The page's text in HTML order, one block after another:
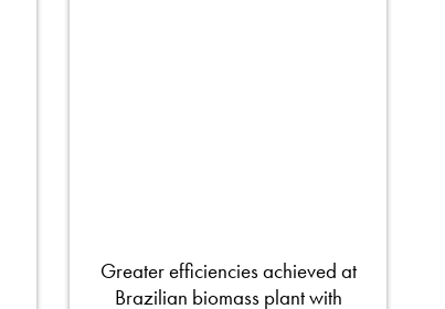
Greater efficiencies achieved at
Brazilian biomass plant with